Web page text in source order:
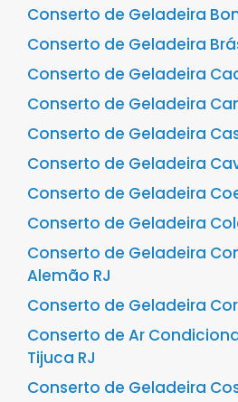
Conserto de Geladeira
Conserto de Geladeira
Conserto de Geladeira
Conserto de Geladeira
Conserto de Geladeira
Conserto de Geladeira
Conserto de Geladeira
Conserto de Geladeira
Conserto de Geladeira
Alemão RJ
Conserto de Geladeira
Conserto de Ar
Tijuca RJ
Conserto de Geladeira